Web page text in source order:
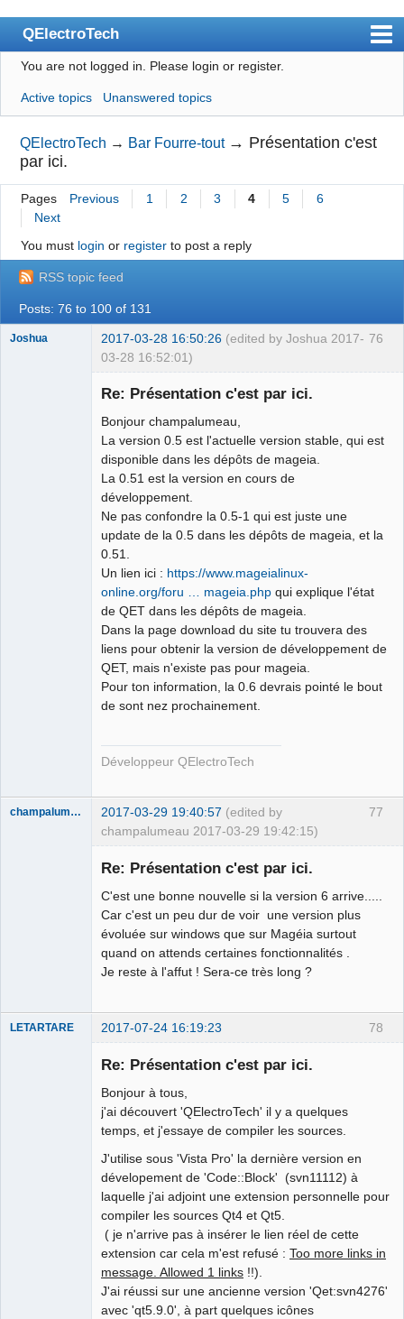
QElectroTech
Index
User list
Search
Register
Login
Wiki
BugTracker
Videos
Manual 0.9
Manual 0.8_cs
Google_Search
You are not logged in. Please login or register.
Active topics Unanswered topics
QElectroTech → Bar Fourre-tout → Présentation c'est
par ici.
Pages Previous 1 2 3 4 5
6
Next
You must login or registerto post a reply
RSS topic feed
Posts: 76 to 100 of 131
76
Joshua 2017-03-28 16:50:26 (edited by Joshua 2017-
03-28 16:52:01)
Re: Présentation c'est par ici.
Bonjour champalumeau,
La version 0.5 est l'actuelle version stable, qui est
disponible dans les dépôts de mageia.
La 0.51 est la version en cours de
développement.
Ne pas confondre la 0.5-1 qui est juste une
update de la 0.5 dans les dépôts de mageia, et la
0.51.
Un lien ici : https://www.mageialinux-
online.org/foru … mageia.php qui explique l'état
de QET dans les dépôts de mageia.
Dans la page download du site tu trouvera des
liens pour obtenir la version de développement de
QET, mais n'existe pas pour mageia.
Pour ton information, la 0.6 devrais pointé le bout
de sont nez prochainement.
Développeur QElectroTech
77
champalumeau 2017-03-29 19:40:57 (edited by
champalumeau 2017-03-29 19:42:15)
Re: Présentation c'est par ici.
C'est une bonne nouvelle si la version 6 arrive.....
Car c'est un peu dur de voir une version plus
évoluée sur windows que sur Magéia surtout
quand on attends certaines fonctionnalités .
Je reste à l'affut ! Sera-ce très long ?
78
LETARTARE 2017-07-24 16:19:23
Re: Présentation c'est par ici.
Bonjour à tous,
j'ai découvert 'QElectroTech' il y a quelques
temps, et j'essaye de compiler les sources.
J'utilise sous 'Vista Pro' la dernière version en
dévelopement de 'Code::Block' (svn11112) à
laquelle j'ai adjoint une extension personnelle pour
compiler les sources Qt4 et Qt5.
( je n'arrive pas à insérer le lien réel de cette
extension car cela m'est refusé : Too more links in
message. Allowed 1 links !!).
J'ai réussi sur une ancienne version 'Qet:svn4276'
avec 'qt5.9.0', à part quelques icônes